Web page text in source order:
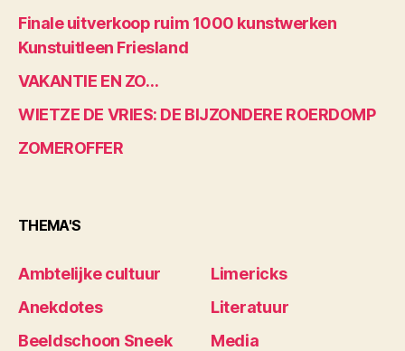
Finale uitverkoop ruim 1000 kunstwerken
Kunstuitleen Friesland
VAKANTIE EN ZO…
WIETZE DE VRIES: DE BIJZONDERE ROERDOMP
ZOMEROFFER
THEMA'S
Ambtelijke cultuur
Anekdotes
Beeldschoon Sneek
Limericks
Literatuur
Media